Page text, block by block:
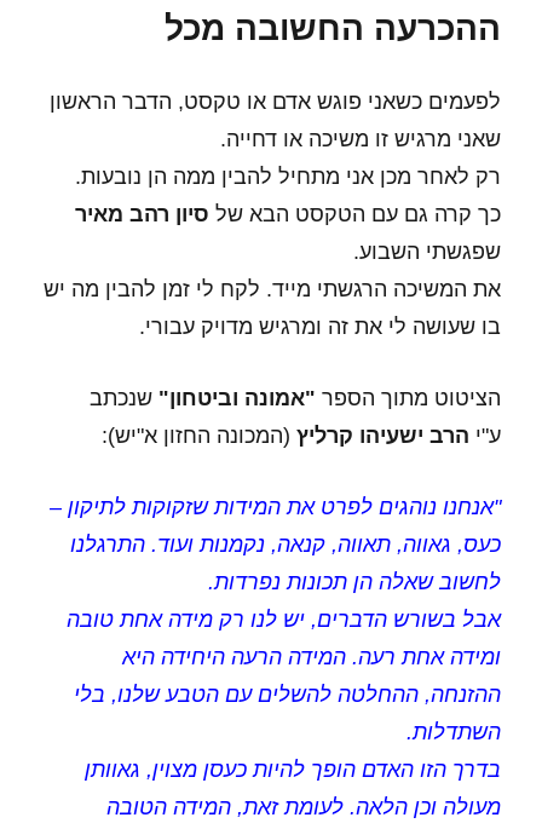
ההכרעה החשובה מכל
לפעמים כשאני פוגש אדם או טקסט, הדבר הראשון
שאני מרגיש זו משיכה או דחייה.
רק לאחר מכן אני מתחיל להבין ממה הן נובעות.
כך קרה גם עם הטקסט הבא של סיון רהב מאיר
שפגשתי השבוע.
את המשיכה הרגשתי מייד. לקח לי זמן להבין מה יש
בו שעושה לי את זה ומרגיש מדויק עבורי.
הציטוט מתוך הספר "אמונה וביטחון"שנכתב
ע"י הרב ישעיהו קרליץ (המכונה החזון א"יש):
"אנחנו נוהגים לפרט את המידות שזקוקות לתיקון –
כעס, גאווה, תאווה, קנאה, נקמנות ועוד. התרגלנו
לחשוב שאלה הן תכונות נפרדות.
אבל בשורש הדברים, יש לנו רק מידה אחת טובה
ומידה אחת רעה. המידה הרעה היחידה היא
ההזנחה, ההחלטה להשלים עם הטבע שלנו, בלי
השתדלות.
בדרך הזו האדם הופך להיות כעסן מצוין, גאוותן
מעולה וכן הלאה. לעומת זאת, המידה הטובה